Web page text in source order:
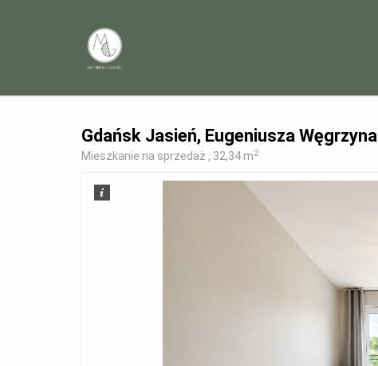
Gdańsk Jasień, Eugeniusza Węgrzyna
Mieszkanie na sprzedaż , 32,34 m2